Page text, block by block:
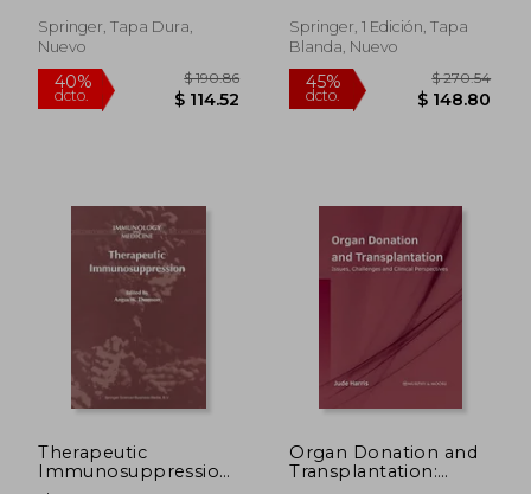
Springer, Tapa Dura,
Nuevo
Springer, 1 Edición, Tapa
Blanda, Nuevo
Therapeutic
Immunosuppression
Organ Donation and
Transplantation: